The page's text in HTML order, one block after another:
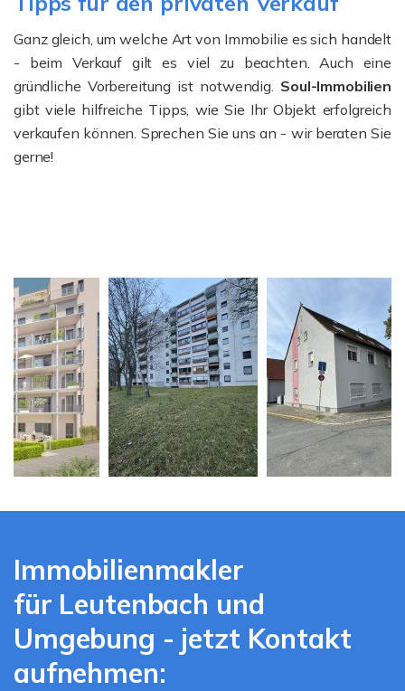
Ganz gleich, um welche Art von Immobilie es sich handelt
- beim Verkauf gilt es viel zu beachten. Auch eine
gründliche Vorbereitung ist notwendig. Soul-Immobilien
gibt viele hilfreiche Tipps, wie Sie Ihr Objekt erfolgreich
verkaufen können. Sprechen Sie uns an - wir beraten Sie
gerne!
Immobilienmakler
für Leutenbach und
Umgebung - jetzt Kontakt
aufnehmen: